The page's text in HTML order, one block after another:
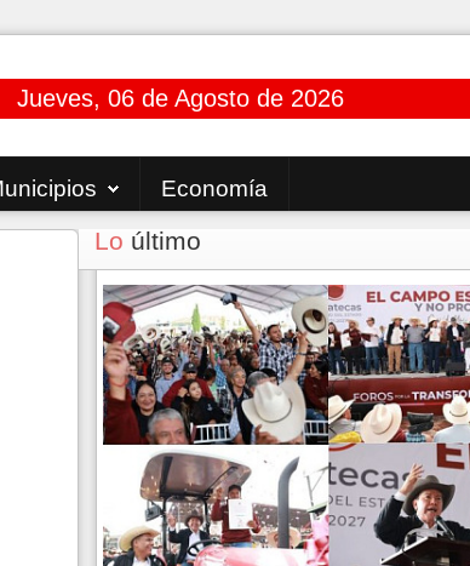
Jueves, 06 de Agosto de 2026
Economía
Lo último